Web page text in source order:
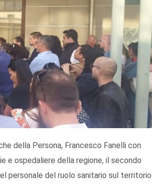
della Persona, Francesco Fanelli con
e ospedaliere della regione, il secondo
personale del ruolo sanitario sul territorio